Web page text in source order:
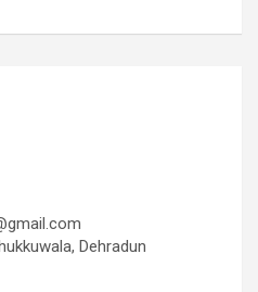
Dehradun